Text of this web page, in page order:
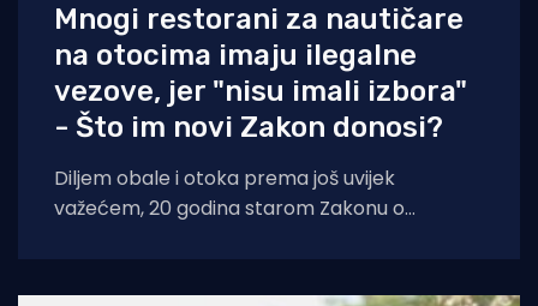
Mnogi restorani za nautičare
na otocima imaju ilegalne
vezove, jer "nisu imali izbora"
- Što im novi Zakon donosi?
Diljem obale i otoka prema još uvijek
važećem, 20 godina starom Zakonu o